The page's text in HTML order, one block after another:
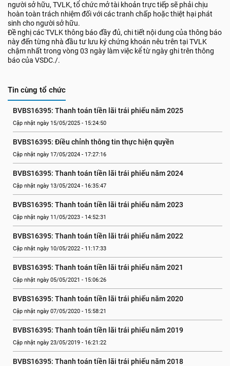
người sở hữu, TVLK, tổ chức mở tài khoản trực tiếp sẽ phải chịu
hoàn toàn trách nhiệm đối với các tranh chấp hoặc thiệt hại phát
sinh cho người sở hữu.
Đề nghị các TVLK thông báo đầy đủ, chi tiết nội dung của thông báo
này đến từng nhà đầu tư lưu ký chứng khoán nêu trên tại TVLK
chậm nhất trong vòng 03 ngày làm việc kể từ ngày ghi trên thông
báo của VSDC./.
Tin cùng tổ chức
BVBS16395: Thanh toán tiền lãi trái phiếu năm 2025
Cập nhật ngày 15/05/2025 - 15:24:50
BVBS16395: Điều chỉnh thông tin thực hiện quyền
Cập nhật ngày 17/05/2024 - 17:27:16
BVBS16395: Thanh toán tiền lãi trái phiếu năm 2024
Cập nhật ngày 13/05/2024 - 16:35:47
BVBS16395: Thanh toán tiền lãi trái phiếu năm 2023
Cập nhật ngày 11/05/2023 - 14:52:31
BVBS16395: Thanh toán tiền lãi trái phiếu năm 2022
Cập nhật ngày 10/05/2022 - 11:17:33
BVBS16395: Thanh toán tiền lãi trái phiếu năm 2021
Cập nhật ngày 05/05/2021 - 15:06:26
BVBS16395: Thanh toán tiền lãi trái phiếu năm 2020
Cập nhật ngày 07/05/2020 - 15:58:21
BVBS16395: Thanh toán tiền lãi trái phiếu năm 2019
Cập nhật ngày 23/05/2019 - 16:21:22
BVBS16395: Thanh toán tiền lãi trái phiếu năm 2018